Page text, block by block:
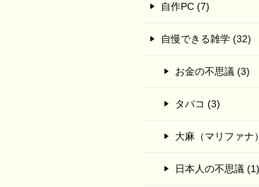
自作PC (7)
自慢できる雑学 (32)
お金の不思議 (3)
タバコ (3)
大麻（マリファナ
日本人の不思議 (1)